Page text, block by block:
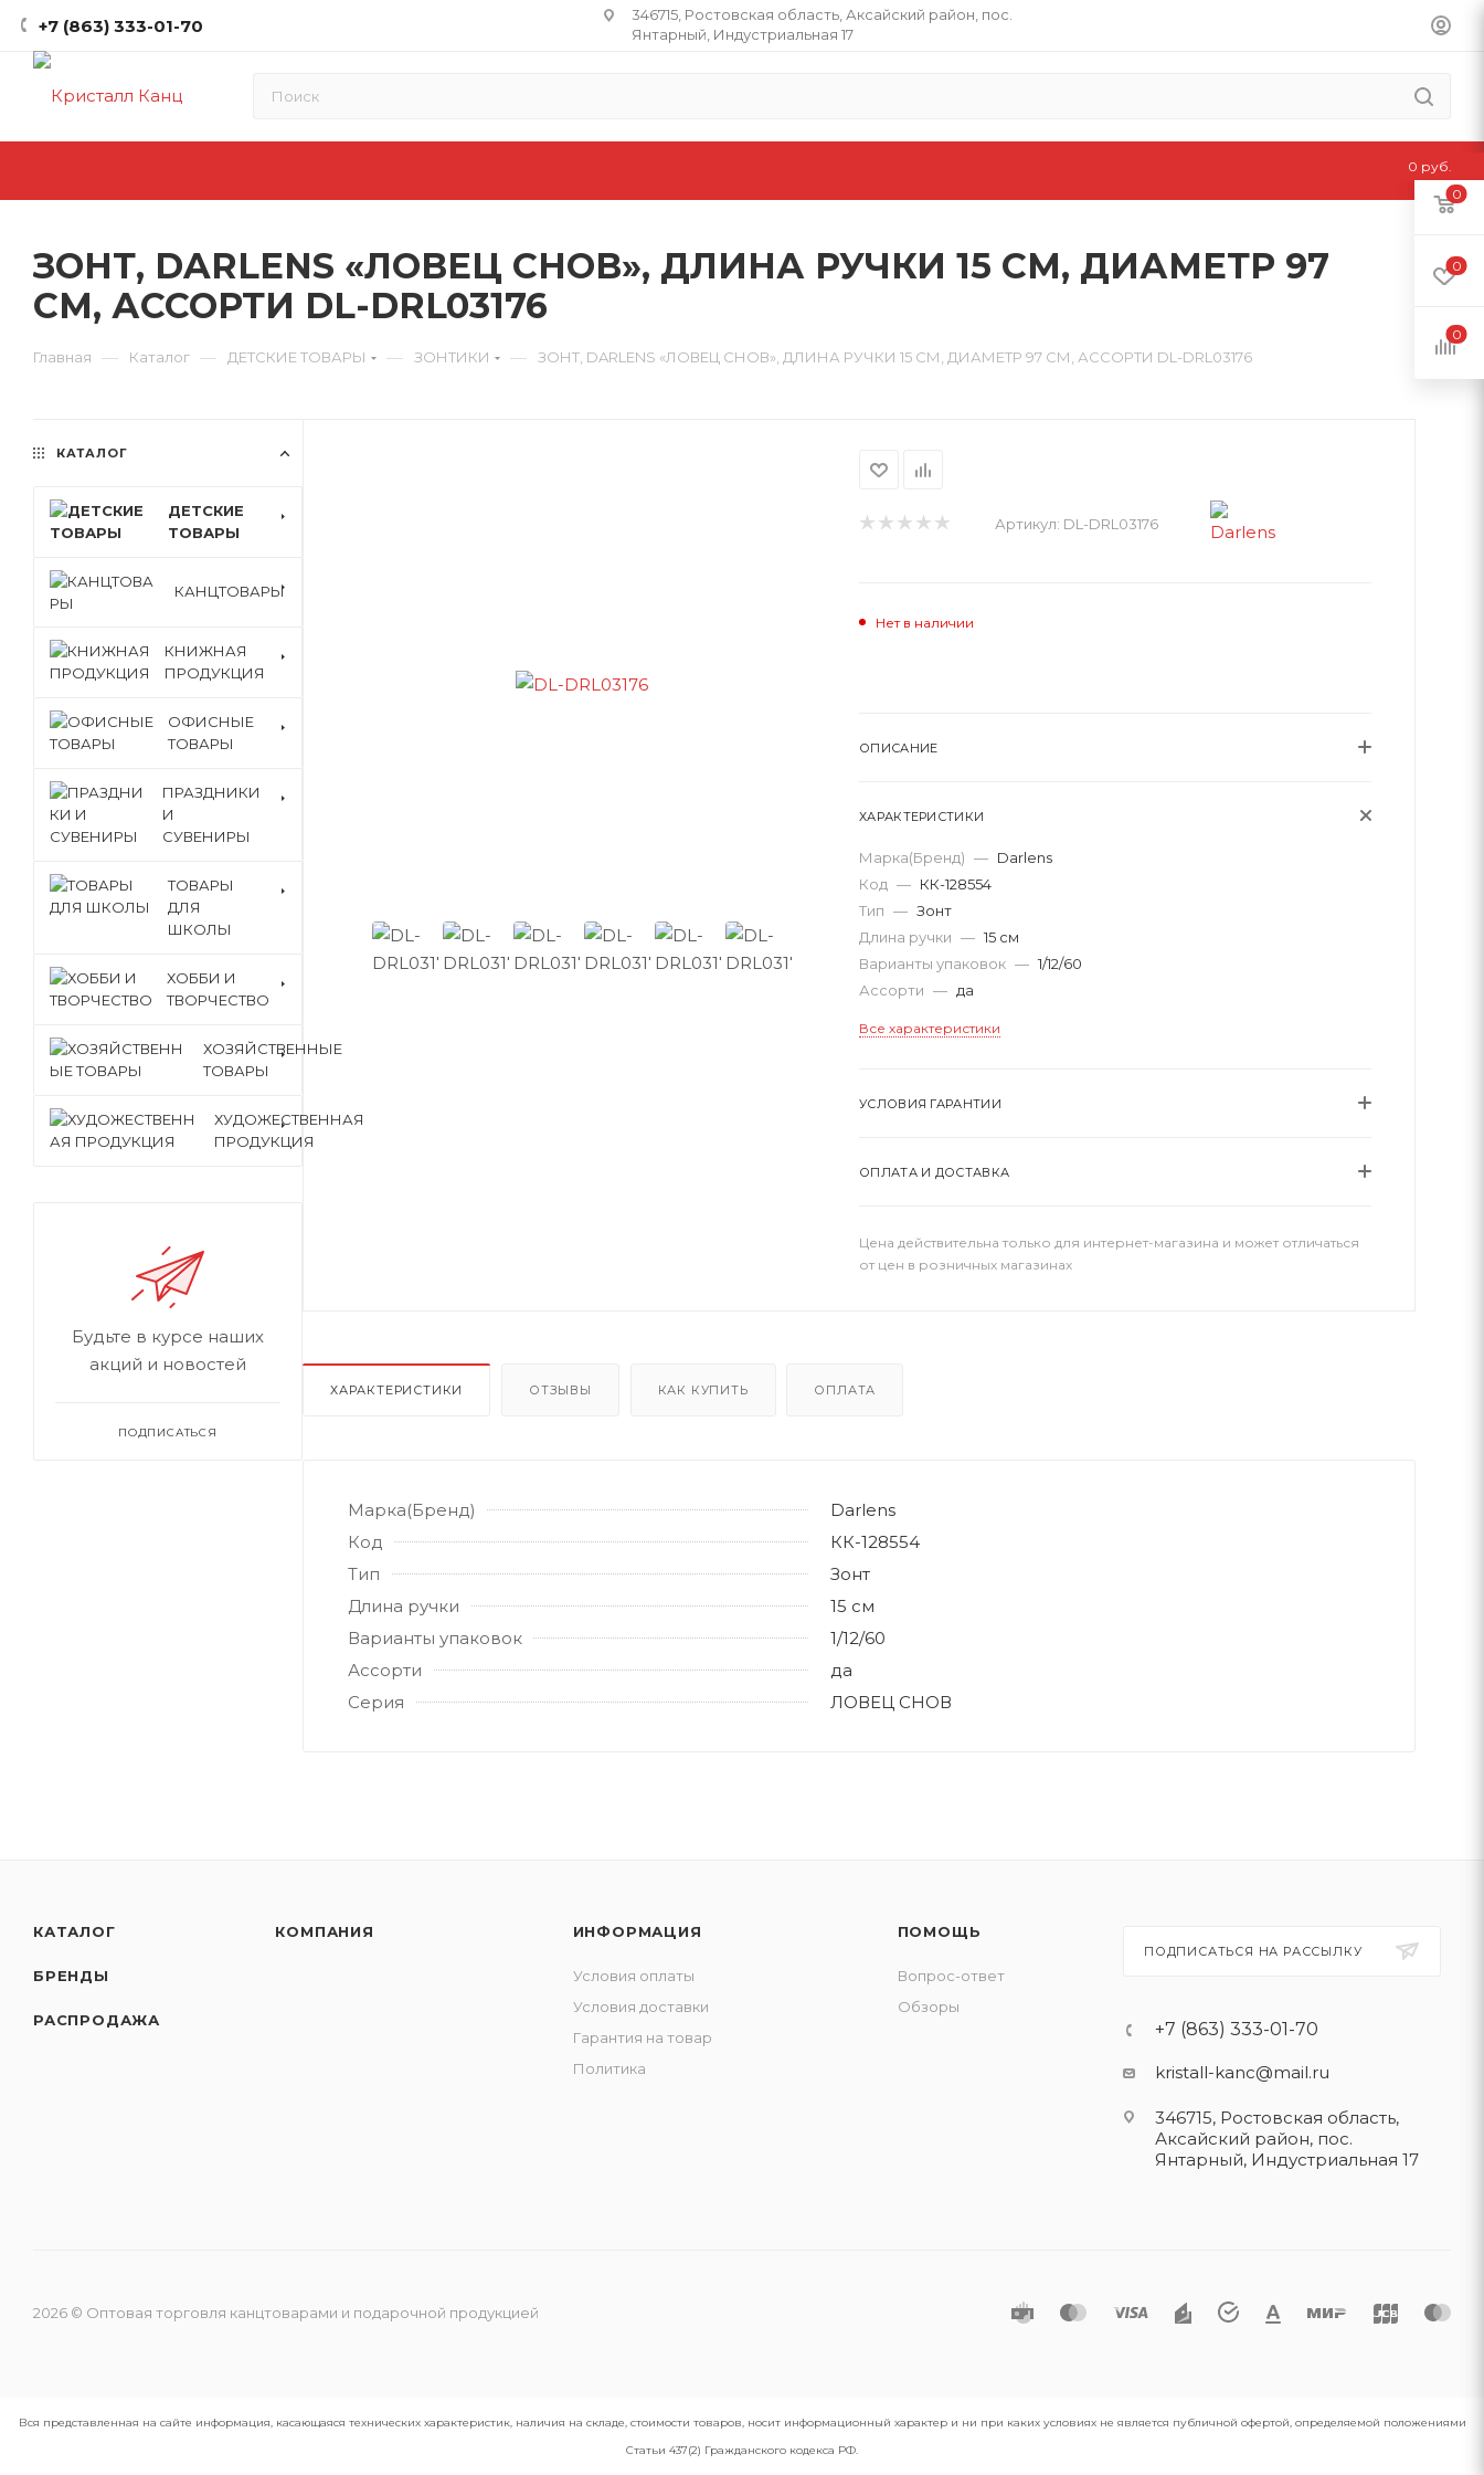
+7 (863) 333-01-70
346715, Ростовская область​, Аксайский район, пос.
Янтарный, Индустриальная 17
ЗОНТ, DARLENS «ЛОВЕЦ СНОВ», ДЛИНА РУЧКИ 15 СМ, ДИАМЕТР 97
СМ, АССОРТИ DL-DRL03176
Главная — Каталог — ДЕТСКИЕ ТОВАРЫ — ЗОНТИКИ — ЗОНТ, DARLENS «ЛОВЕЦ СНОВ», ДЛИНА РУЧКИ 15 СМ, ДИАМЕТР 97 СМ, АССОРТИ DL-DRL03176
Артикул: DL-DRL03176
Нет в наличии
ОПИСАНИЕ
ХАРАКТЕРИСТИКИ
Марка(Бренд) — Darlens
Код — КК-128554
Тип — Зонт
Длина ручки — 15 см
Варианты упаковок — 1/12/60
Ассорти — да
Все характеристики
УСЛОВИЯ ГАРАНТИИ
ОПЛАТА И ДОСТАВКА
Цена действительна только для интернет-магазина и может отличаться
от цен в розничных магазинах
ХАРАКТЕРИСТИКИ ОТЗЫВЫ КАК КУПИТЬ ОПЛАТА
Марка(Бренд)
Darlens
Код
КК-128554
Тип
Зонт
Длина ручки
15 см
Варианты упаковок
1/12/60
Ассорти
да
Серия
ЛОВЕЦ СНОВ
КАТАЛОГ
ДЕТСКИЕ
ТОВАРЫ
КАНЦТОВАРЫ
КНИЖНАЯ
ПРОДУКЦИЯ
ОФИСНЫЕ
ТОВАРЫ
ПРАЗДНИКИ
И
СУВЕНИРЫ
ТОВАРЫ
ДЛЯ
ШКОЛЫ
ХОББИ И
ТВОРЧЕСТВО
ХОЗЯЙСТВЕННЫЕ
ТОВАРЫ
ХУДОЖЕСТВЕННАЯ
ПРОДУКЦИЯ
Будьте в курсе наших
акций и новостей
ПОДПИСАТЬСЯ
КАТАЛОГ
БРЕНДЫ
РАСПРОДАЖА
КОМПАНИЯ ИНФОРМАЦИЯ
Условия оплаты
Условия доставки
Гарантия на товар
Политика
ПОМОЩЬ
Вопрос-ответ
Обзоры
ПОДПИСАТЬСЯ НА РАССЫЛКУ
+7 (863) 333-01-70
kristall-kanc@mail.ru
346715, Ростовская область​,
Аксайский район, пос.
Янтарный, Индустриальная 17
2026 © Оптовая торговля канцтоварами и подарочной продукцией
0
0
0
0 руб.
Вся представленная на сайте информация, касающаяся технических характеристик, наличия на складе, стоимости товаров, носит информационный характер и ни при каких условиях не является публичной офертой, определяемой положениями
Статьи 437(2) Гражданского кодекса РФ.